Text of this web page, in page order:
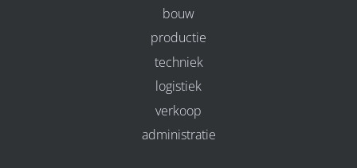
bouw
productie
techniek
logistiek
verkoop
administratie